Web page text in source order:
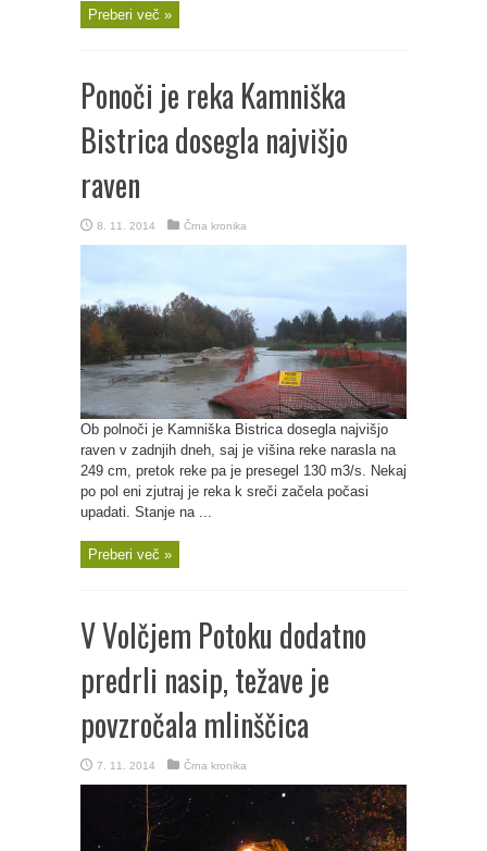
Preberi več »
Ponoči je reka Kamniška
Bistrica dosegla najvišjo
raven
8. 11. 2014 Črna kronika
Ob polnoči je Kamniška Bistrica dosegla najvišjo
raven v zadnjih dneh, saj je višina reke narasla na
249 cm, pretok reke pa je presegel 130 m3/s. Nekaj
po pol eni zjutraj je reka k sreči začela počasi
upadati. Stanje na ...
Preberi več »
V Volčjem Potoku dodatno
predrli nasip, težave je
povzročala mlinščica
7. 11. 2014 Črna kronika